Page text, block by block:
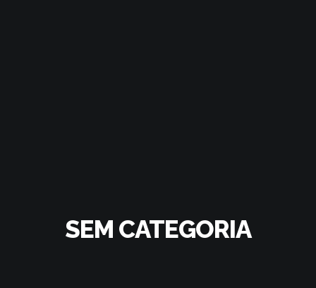
SEM CATEGORIA